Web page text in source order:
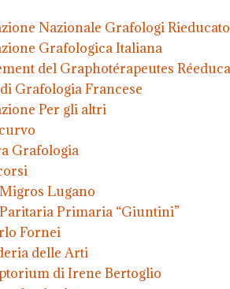
Nazionale Grafologi
Grafologica Italiana
del Graphotérapeutes
Grafologia Francese
Per gli altri
Grafologia
Lugano
Primaria “Giuntini”
Fornei
delle Arti
di Irene Bertoglio